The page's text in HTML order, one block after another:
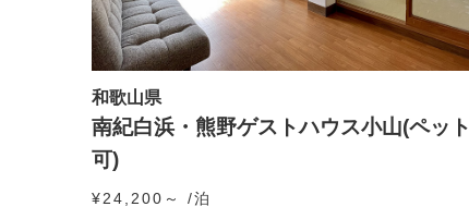
和歌山県
南紀白浜・熊野ゲストハウス小山(ペット
可)
¥24,200～ /泊